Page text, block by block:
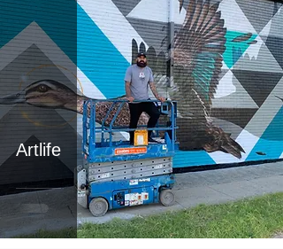
Artlife